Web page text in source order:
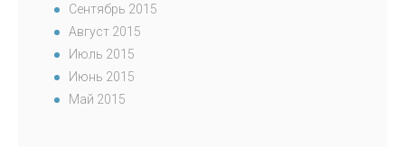
Сентябрь 2015
Август 2015
Июль 2015
Июнь 2015
Май 2015